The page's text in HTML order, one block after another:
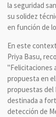
la seguridad
su solidez
en función de
En este
Priya Basu,
"Felicitaciones
propuesta en
propuestas del
destinada a
detección de